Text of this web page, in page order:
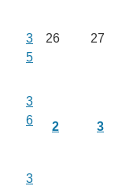
3
5
26 27
3
6
2 3
3